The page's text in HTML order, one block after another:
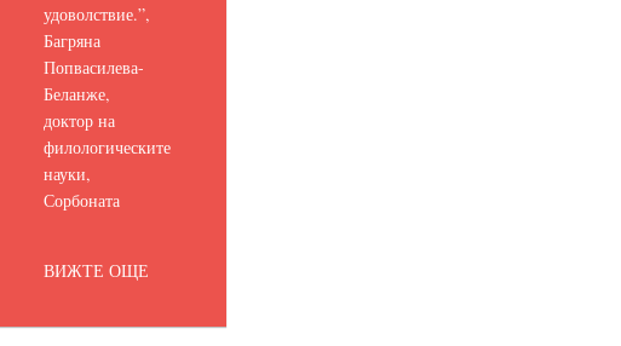
удоволствие.”,
Багряна
Попвасилева-
Беланже,
доктор на
филологическите
науки,
Сорбоната
ВИЖТЕ ОЩЕ